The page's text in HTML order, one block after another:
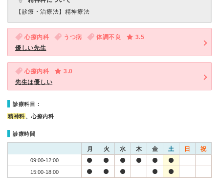
【診療・治療法】 精神療法
心療内科 うつ病 体調不良
3.5
優しい先生
心療内科
3.0
先生は優しい
診療科目：
精神科 、心療内科
診療時間
月 火 水 木 金 土 日 祝
09:00-12:00
15:00-18:00